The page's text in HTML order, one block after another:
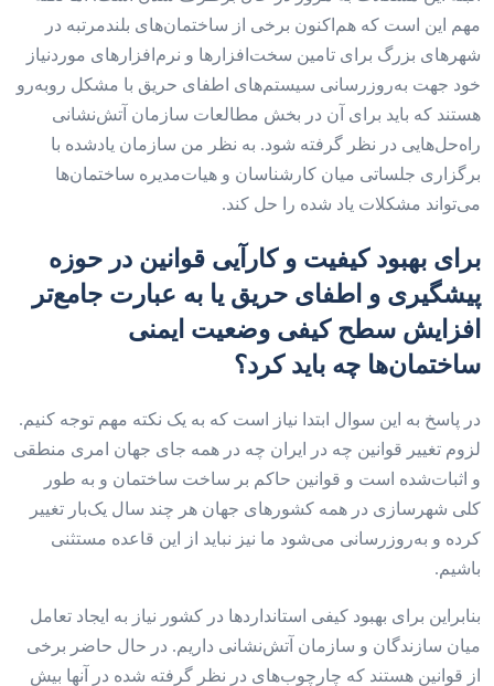
مهم این است که هم‌اکنون برخی از ساختمان‌‌‌های بلند‌مرتبه در
شهرهای بزرگ برای تامین سخت‌افزارها و نرم‌‌‌افزارهای موردنیاز
خود جهت به‌روز‌رسانی سیستم‌های اطفای حریق با مشکل روبه‌رو
هستند که باید برای آن در بخش مطالعات سازمان آتش‌نشانی
راه‌حل‌‌‌هایی در نظر گرفته شود. به نظر من سازمان یاد‌شده با
برگزاری جلساتی میان کارشناسان و هیات‌مدیره ساختمان‌ها
می‌تواند مشکلات یاد شده را حل کند.
برای بهبود کیفیت و کارآیی قوانین در حوزه
پیشگیری و اطفای حریق یا به عبارت جامع‌‌‌تر
افزایش سطح کیفی وضعیت ایمنی
ساختمان‌ها چه باید کرد؟
در پاسخ به این سوال ابتدا نیاز است که به یک نکته مهم توجه کنیم.
لزوم تغییر قوانین چه در ایران چه در همه جای جهان امری منطقی
و اثبات‌شده است و قوانین حاکم بر ساخت ساختمان و به طور
کلی شهرسازی در همه کشورهای جهان هر چند سال یک‌بار تغییر
کرده و به‌روز‌رسانی می‌شود ما نیز نباید از این قاعده مستثنی
باشیم.
بنابراین برای بهبود کیفی استانداردها در کشور نیاز به ایجاد تعامل
میان سازندگان و سازمان آتش‌نشانی داریم. در حال حاضر برخی
از قوانین هستند که چارچوب‌‌‌های در نظر گرفته شده در آنها بیش